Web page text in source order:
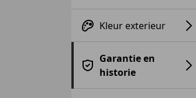
Kleur exterieur
Garantie en
historie